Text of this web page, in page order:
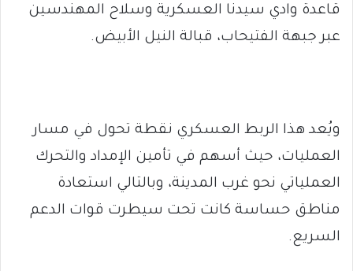
قاعدة وادي سيدنا العسكرية وسلاح المهندسين
عبر جبهة الفتيحاب، قبالة النيل الأبيض.
ويُعد هذا الربط العسكري نقطة تحول في مسار
العمليات، حيث أسهم في تأمين الإمداد والتحرك
العملياتي نحو غرب المدينة، وبالتالي استعادة
مناطق حساسة كانت تحت سيطرت قوات الدعم
السريع.